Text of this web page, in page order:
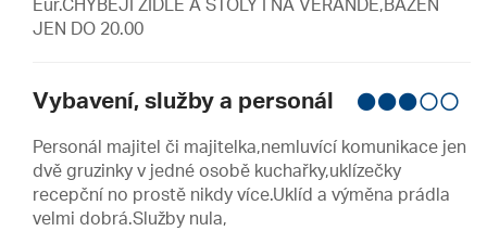
Eur.CHYBĚJÍ ŽIDLE A STOLY I NA VERANDĚ,BAZEN
JEN DO 20.00
Vybavení, služby a personál
Personál majitel či majitelka,nemluvící komunikace jen
dvě gruzinky v jedné osobě kuchařky,uklízečky
recepční no prostě nikdy více.Uklíd a výměna prádla
velmi dobrá.Služby nula,